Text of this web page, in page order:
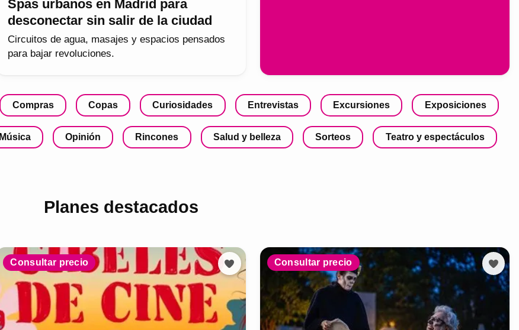
Spas urbanos en Madrid para
desconectar sin salir de la ciudad
Circuitos de agua, masajes y espacios pensados
para bajar revoluciones.
Compras Copas Curiosidades Entrevistas Excursiones Exposiciones
Música Opinión Rincones Salud y belleza Sorteos Teatro y espectáculos
Planes destacados
Consultar precio Consultar precio